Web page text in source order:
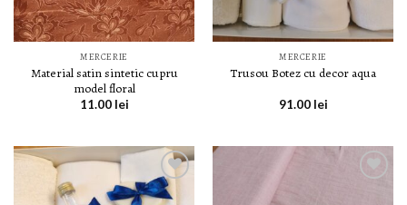
MERCERIE
Material satin sintetic cupru
model floral
11.00 lei
MERCERIE
Trusou Botez cu decor aqua
91.00 lei